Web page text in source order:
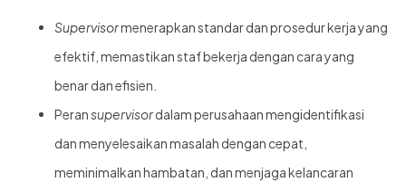
Supervisormenerapkan standar dan prosedur kerja yang
efektif, memastikan staf bekerja dengan cara yang
benar dan efisien.
Peransupervisordalam perusahaan mengidentifikasi
dan menyelesaikan masalah dengan cepat,
meminimalkan hambatan, dan menjaga kelancaran